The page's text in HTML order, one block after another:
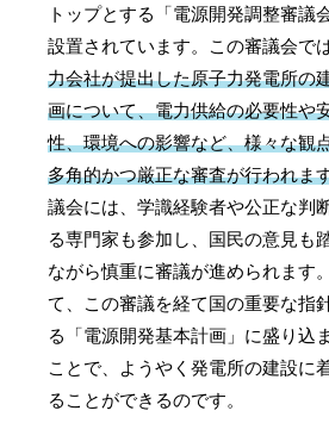
トップとする「電源開発調整審議
設置されています。この審議会で
力会社が提出した原子力発電所の
画について、電力供給の必要性や
性、環境への影響など、様々な観
多角的かつ厳正な審査が行われま
議会には、学識経験者や公正な判
る専門家も参加し、国民の意見も
ながら慎重に審議が進められます
て、この審議を経て国の重要な指
る「電源開発基本計画」に盛り込
ことで、ようやく発電所の建設に
ることができるのです。